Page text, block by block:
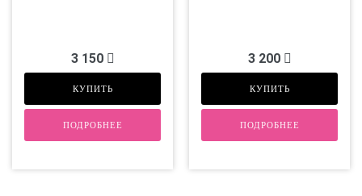
3 150
КУПИТЬ
ПОДРОБНЕЕ
3 200
КУПИТЬ
ПОДРОБНЕЕ